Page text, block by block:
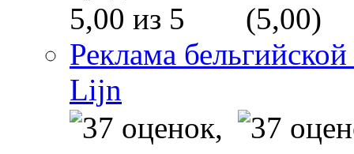
(5,00)
Реклама
Lijn